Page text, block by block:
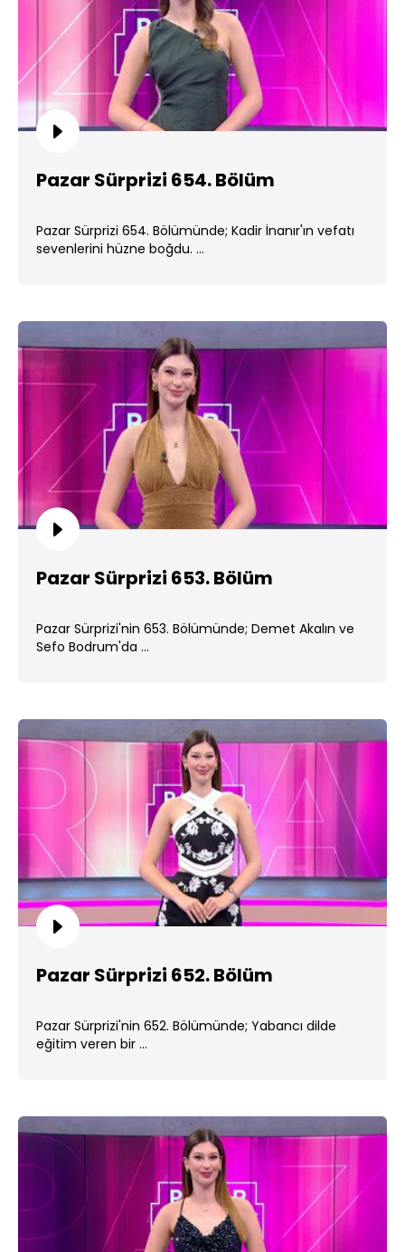
Pazar Sürprizi 654. Bölüm
Pazar Sürprizi 654. Bölümünde; Kadir İnanır'ın vefatı
sevenlerini hüzne boğdu. ...
Pazar Sürprizi 653. Bölüm
Pazar Sürprizi'nin 653. Bölümünde; Demet Akalın ve
Sefo Bodrum'da ...
Pazar Sürprizi 652. Bölüm
Pazar Sürprizi'nin 652. Bölümünde; Yabancı dilde
eğitim veren bir ...